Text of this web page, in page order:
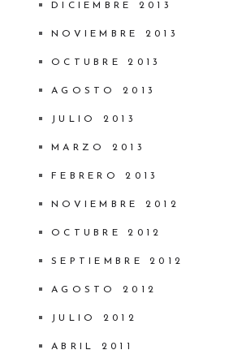
DICIEMBRE 2013
NOVIEMBRE 2013
OCTUBRE 2013
AGOSTO 2013
JULIO 2013
MARZO 2013
FEBRERO 2013
NOVIEMBRE 2012
OCTUBRE 2012
SEPTIEMBRE 2012
AGOSTO 2012
JULIO 2012
ABRIL 2011